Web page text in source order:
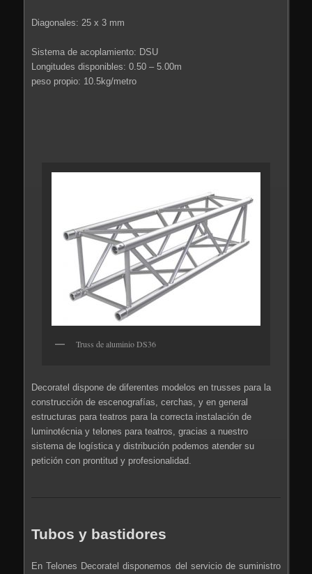
Diagonales: 25 x 3 mm
Sistema de acoplamiento: DSU
Longitudes disponibles: 0.50 – 5.00m
peso propio: 10.5kg/metro
Truss de aluminio DS36
Decoratel dispone de diferentes modelos en trusses para la
construcción de escenografías, cerchas, y en general
estructuras para teatros para la correcta instalación de
luminotécnia y telones para teatros, gracias a nuestro
sistema de logística y distribución podemos atender su
petición con prontitud y profesionalidad.
Tubos y bastidores
En Telones Decoratel disponemos del servicio de suministro